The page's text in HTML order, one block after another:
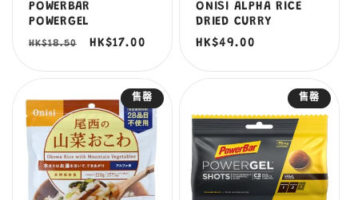
POWERBAR
POWERGEL
定
HK$18.50
售
HK$17.00
ONISI ALPHA RICE
DRIED CURRY
定
HK$49.00
售罄 售罄